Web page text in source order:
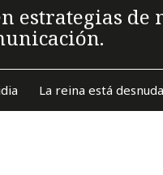
estrategias de
La reina está desnuda